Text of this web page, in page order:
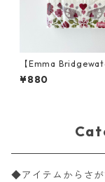
【Emma
チサイズ ペーパーナ
VE BIRDS クリーム
¥880
◆アイテムからさ